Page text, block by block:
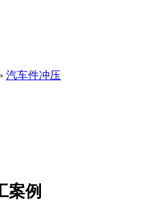
汽车件冲压
案例